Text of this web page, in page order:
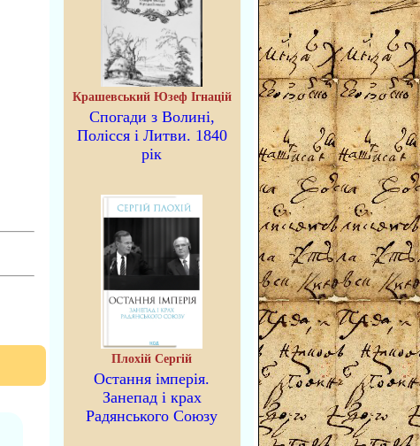
Крашевський Юзеф Ігнацій
Спогади з Волині,
Полісся і Литви. 1840
рік
Плохій Сергій
Остання імперія.
Занепад і крах
Радянського Союзу